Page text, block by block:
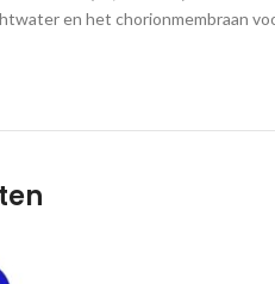
en het chorionmembraan